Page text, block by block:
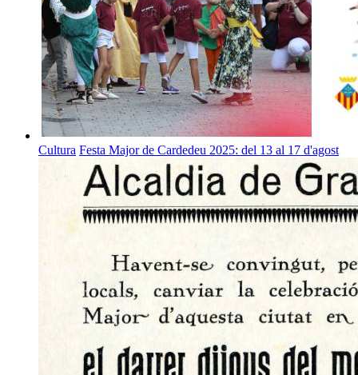
Cultura Festa Major de Cardedeu 2025: del 13 al 17 d'agost